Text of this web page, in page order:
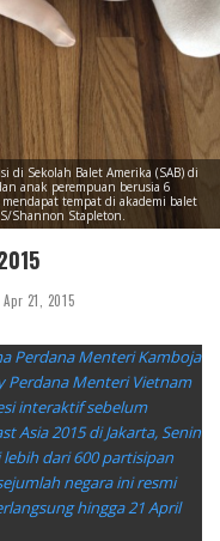
di Sekolah Balet Amerika (SAB) di
anak perempuan berusia 6
tempat di akademi balet
Shannon Stapleton.
Apr 21, 2015